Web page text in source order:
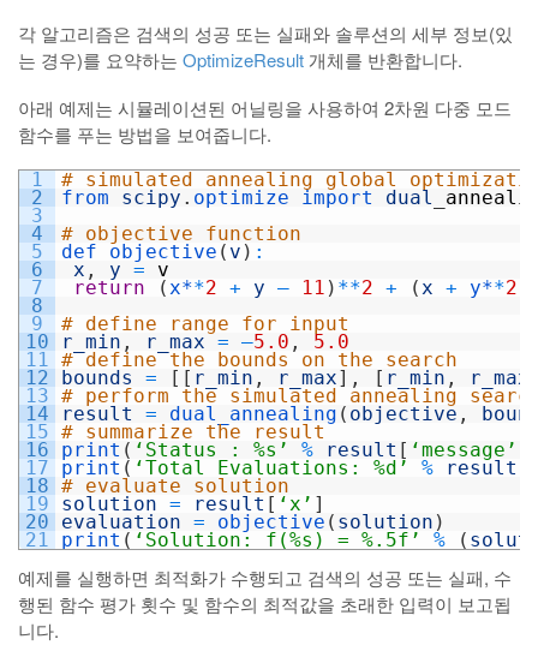
각 알고리즘은 검색의 성공 또는 실패와 솔루션의 세부 정보(있
는 경우)를 요약하는 OptimizeResult 개체를 반환합니다.
아래 예제는 시뮬레이션된 어닐링을 사용하여 2차원 다중 모드
함수를 푸는 방법을 보여줍니다.
1
2
3
4
5
6
7
8
9
10
11
12
13
14
15
16
17
18
19
20
21
# simulated annealing global
from scipy . optimize import dual
# objective function
def objective ( v ) :
x , y = v
return (x**2 + y – 11 ) **2 + (x + y**2
# define range for input
r_min , r_max = –5.0 , 5.0
# define the bounds on the search
bounds = [ [ r_min , r_max] , [ r_min , r_max
# perform the simulated annealing
result = dual_annealing ( objective ,
# summarize the result
print ( ‘Status : %s’ % result [ ‘message’
print ( ‘Total Evaluations: %d’ % result
# evaluate solution
solution = result [ ‘x’ ]
evaluation = objective ( solution )
print ( ‘Solution: f(%s) = %.5f’ % (
예제를 실행하면 최적화가 수행되고 검색의 성공 또는 실패, 수
행된 함수 평가 횟수 및 함수의 최적값을 초래한 입력이 보고됩
니다.